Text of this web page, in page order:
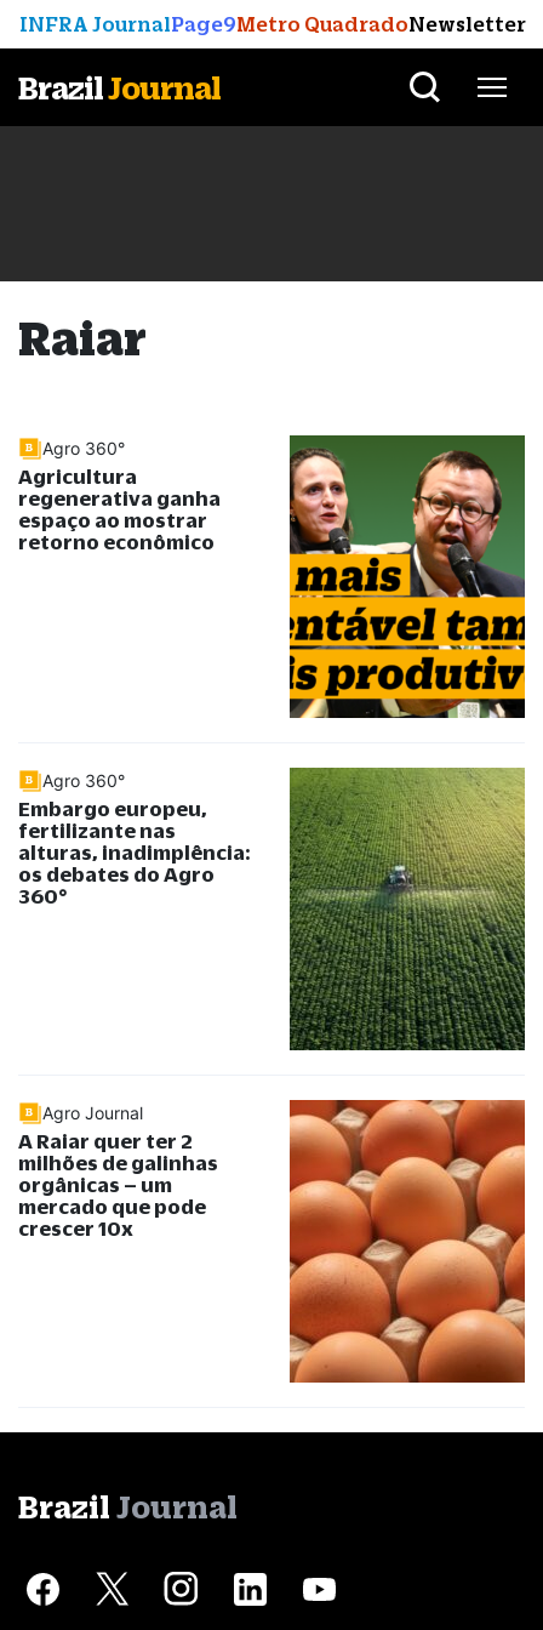
INFRA JournalPage9Metro QuadradoNewsletter
BrazilJournal
Raiar
Agro 360°
Agricultura
regenerativa ganha
espaço ao mostrar
retorno econômico
Agro 360°
Embargo europeu,
fertilizante nas
alturas, inadimplência:
os debates do Agro
360°
Agro Journal
A Raiar quer ter 2
milhões de galinhas
orgânicas – um
mercado que pode
crescer 10x
Brazil Journal